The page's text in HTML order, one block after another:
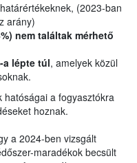
(2023-ban
arány)
nem találtak mérhető
a lépte túl, amelyek közül
hatóságai a fogyasztókra
hoznak.
a 2024-ben vizsgált
maradékok becsült